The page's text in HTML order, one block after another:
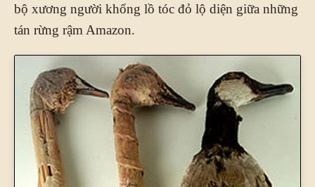
bộ xương người khổng lồ tóc đỏ lộ diện giữa những
tán rừng rậm Amazon.